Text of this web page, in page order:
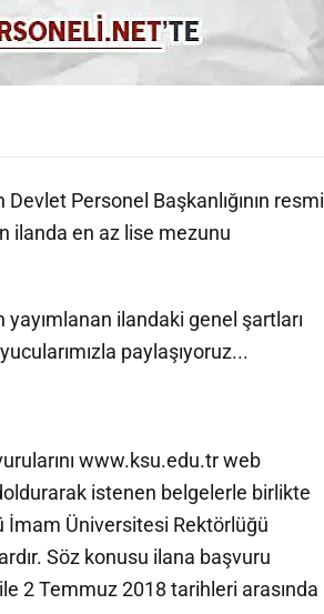
Personel Başkanlığının resmi
ilanda en az lise mezunu
ilandaki genel şartları
paylaşıyoruz...
www.ksu.edu.tr web
istenen belgelerle birlikte
Üniversitesi Rektörlüğü
Söz konusu ilana başvuru
2 Temmuz 2018 tarihleri arasında